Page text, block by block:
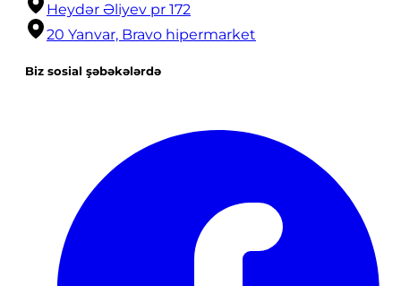
Heydər Əliyev pr 172
20 Yanvar, Bravo hipermarket
Biz sosial şəbəkələrdə